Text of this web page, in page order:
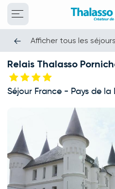
Afficher tous les séjours
This carousel shows one large
Relais Thalasso
Séjour France - Pays de